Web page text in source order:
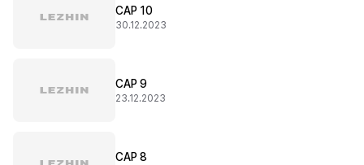
CAP 10
30.12.2023
CAP 9
23.12.2023
CAP 8